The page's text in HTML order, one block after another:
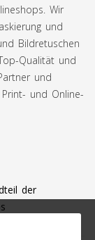
Wir
und
Bildretuschen
Qualität und
und
und Online-
der